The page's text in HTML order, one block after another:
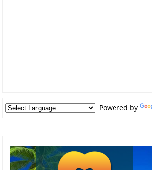
Powered by